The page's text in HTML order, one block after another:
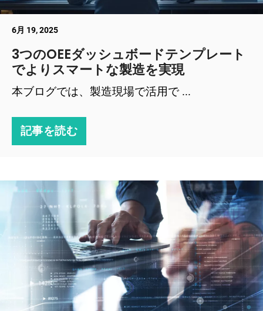
6月 19, 2025
3つのOEEダッシュボードテンプレート
でよりスマートな製造を実現
本ブログでは、製造現場で活用で ...
記事を読む